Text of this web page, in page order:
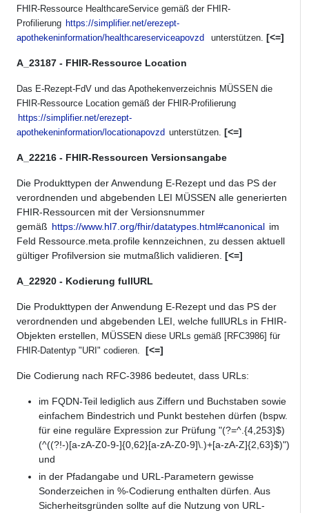
FHIR-Ressource HealthcareService gemäß der FHIR-
Profilierung https://simplifier.net/erezept-
apothekeninformation/healthcareserviceapovzd
unterstützen. [<=]
A_23187 - FHIR-Ressource Location
Das E-Rezept-FdV und das Apothekenverzeichnis MÜSSEN die
FHIR-Ressource Location gemäß der FHIR-Profilierung
https://simplifier.net/erezept-
apothekeninformation/locationapovzd unterstützen. [<=]
A_22216 - FHIR-Ressourcen Versionsangabe
Die Produkttypen der Anwendung E-Rezept und das PS der
verordnenden und abgebenden LEI MÜSSEN alle generierten
FHIR-Ressourcen mit der Versionsnummer
gemäß https://www.hl7.org/fhir/datatypes.html#canonical im
Feld Ressource.meta.profile kennzeichnen, zu dessen aktuell
gültiger Profilversion sie mutmaßlich validieren. [<=]
A_22920 - Kodierung fullURL
Die Produkttypen der Anwendung E-Rezept und das PS der
verordnenden und abgebenden LEI, welche fullURLs in FHIR-
Objekten erstellen, MÜSSEN diese URLs gemäß [RFC3986] für
FHIR-Datentyp "URI" codieren.
[<=]
Die Codierung nach RFC-3986 bedeutet, dass URLs:
im FQDN-Teil lediglich aus Ziffern und Buchstaben sowie
einfachem Bindestrich und Punkt bestehen dürfen (bspw.
für eine reguläre Expression zur Prüfung "(?=^.{4,253}$)
(^((?!-)[a-zA-Z0-9-]{0,62}[a-zA-Z0-9]\.)+[a-zA-Z]{2,63}$)")
und
in der Pfadangabe und URL-Parametern gewisse
Sonderzeichen in %-Codierung enthalten dürfen. Aus
Sicherheitsgründen sollte auf die Nutzung von URL-